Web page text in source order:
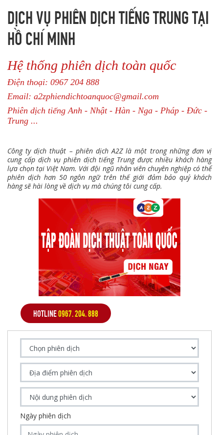
DỊCH VỤ PHIÊN DỊCH TIẾNG TRUNG TẠI
HỒ CHÍ MINH
Hệ thống phiên dịch toàn quốc
Điện thoại: 0967 204 888
Email: a2zphiendichtoanquoc@gmail.com
Phiên dịch tiếng Anh - Nhật - Hàn - Nga - Pháp - Đức -
Trung ...
Công ty dịch thuật – phiên dịch A2Z là một trong những đơn vị
cung cấp dịch vụ phiên dịch tiếng Trung được nhiều khách hàng
lựa chọn tại Việt Nam. Với đội ngũ nhân viên chuyên nghiệp có thể
phiên dịch hơn 50 ngôn ngữ trên thế giới đảm bảo quý khách
hàng sẽ hài lòng về dịch vụ mà chúng tôi cung cấp.
HOTLINE0967. 204. 888
Ngày phiên dịch